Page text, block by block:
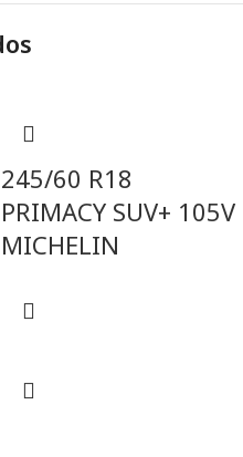
245/60 R18
PRIMACY SUV+ 105V
MICHELIN